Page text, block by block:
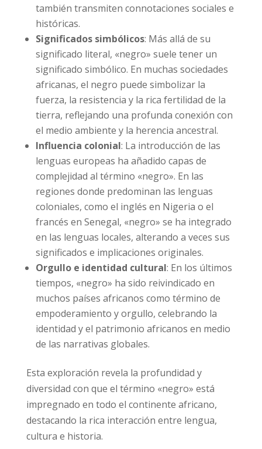
también transmiten connotaciones sociales e
históricas.
Significados simbólicos: Más allá de su
significado literal, «negro» suele tener un
significado simbólico. En muchas sociedades
africanas, el negro puede simbolizar la
fuerza, la resistencia y la rica fertilidad de la
tierra, reflejando una profunda conexión con
el medio ambiente y la herencia ancestral.
Influencia colonial: La introducción de las
lenguas europeas ha añadido capas de
complejidad al término «negro». En las
regiones donde predominan las lenguas
coloniales, como el inglés en Nigeria o el
francés en Senegal, «negro» se ha integrado
en las lenguas locales, alterando a veces sus
significados e implicaciones originales.
Orgullo e identidad cultural: En los últimos
tiempos, «negro» ha sido reivindicado en
muchos países africanos como término de
empoderamiento y orgullo, celebrando la
identidad y el patrimonio africanos en medio
de las narrativas globales.
Esta exploración revela la profundidad y
diversidad con que el término «negro» está
impregnado en todo el continente africano,
destacando la rica interacción entre lengua,
cultura e historia.